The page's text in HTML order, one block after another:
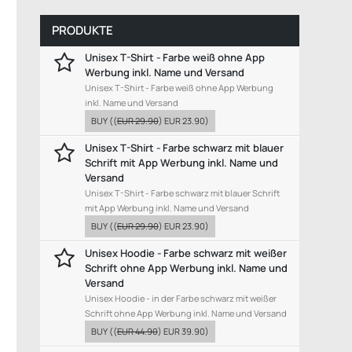
PRODUKTE
Unisex T-Shirt - Farbe weiß ohne App
Werbung inkl. Name und Versand
Unisex T-Shirt - Farbe weiß ohne App Werbung
inkl. Name und Versand
BUY ((EUR 29.90) EUR 23.90)
Unisex T-Shirt - Farbe schwarz mit blauer
Schrift mit App Werbung inkl. Name und
Versand
Unisex T-Shirt - Farbe schwarz mit blauer Schrift
mit App Werbung inkl. Name und Versand
BUY ((EUR 29.90) EUR 23.90)
Unisex Hoodie - Farbe schwarz mit weißer
Schrift ohne App Werbung inkl. Name und
Versand
Unisex Hoodie - in der Farbe schwarz mit weißer
Schrift ohne App Werbung inkl. Name und Versand
BUY ((EUR 44.90) EUR 39.90)